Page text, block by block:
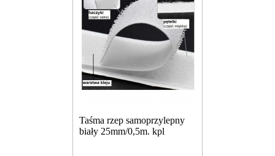
Taśma rzep samoprzylepny
biały 25mm/0,5m. kpl